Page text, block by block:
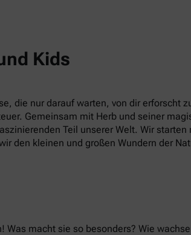
Kids
die nur darauf warten, von dir erforscht
Gemeinsam mit Herb und seiner
Teil unserer Welt. Wir starten
den kleinen und großen Wundern der
macht sie so besonders? Wie